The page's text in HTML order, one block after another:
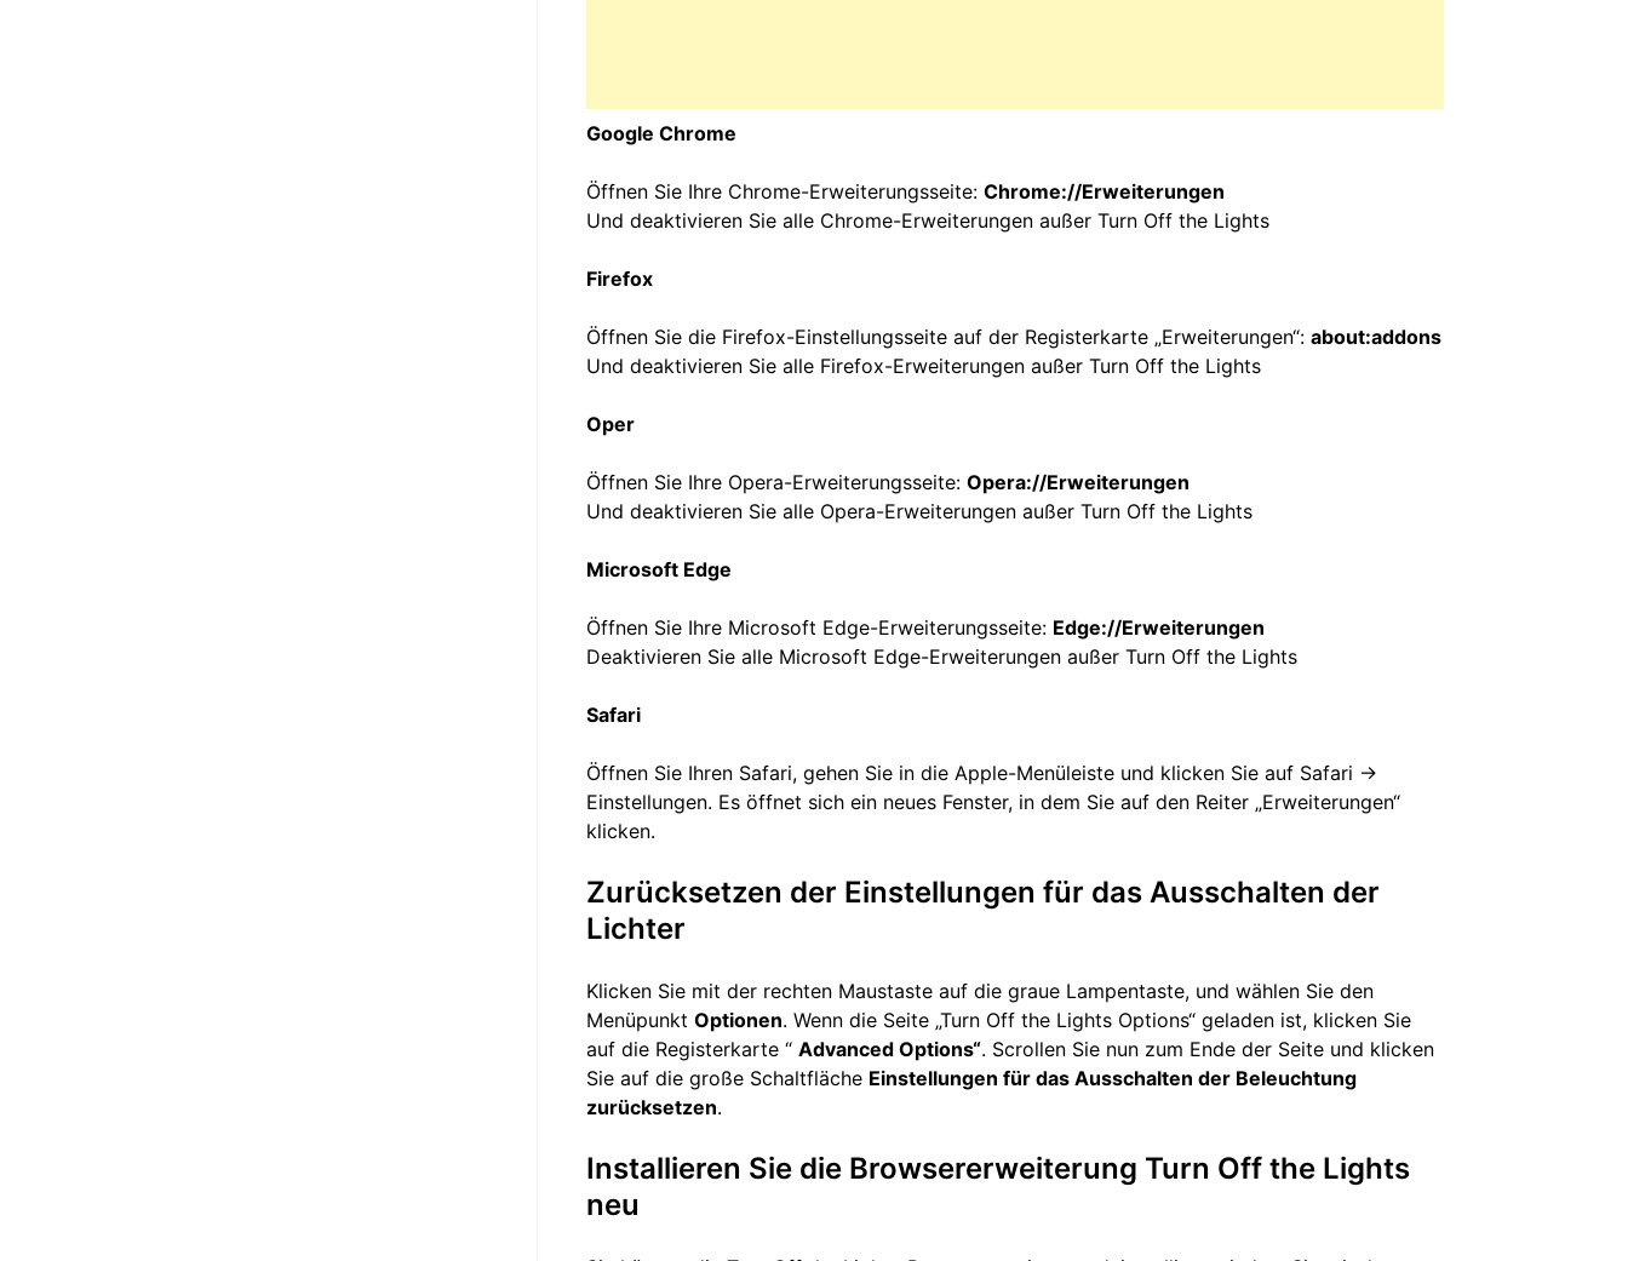
Google Chrome
Öffnen Sie Ihre Chrome-Erweiterungsseite:Chrome://Erweiterungen
Und deaktivieren Sie alle Chrome-Erweiterungen außer Turn Off the Lights
Firefox
Öffnen Sie die Firefox-Einstellungsseite auf der Registerkarte „Erweiterungen“:about:addons
Und deaktivieren Sie alle Firefox-Erweiterungen außer Turn Off the Lights
Oper
Öffnen Sie Ihre Opera-Erweiterungsseite:Opera://Erweiterungen
Und deaktivieren Sie alle Opera-Erweiterungen außer Turn Off the Lights
Microsoft Edge
Öffnen Sie Ihre Microsoft Edge-Erweiterungsseite: Edge://Erweiterungen
Deaktivieren Sie alle Microsoft Edge-Erweiterungen außer Turn Off the Lights
Safari
Öffnen Sie Ihren Safari, gehen Sie in die Apple-Menüleiste und klicken Sie auf Safari ->
Einstellungen. Es öffnet sich ein neues Fenster, in dem Sie auf den Reiter „Erweiterungen“
klicken.
Zurücksetzen der Einstellungen für das Ausschalten der
Lichter
Klicken Sie mit der rechten Maustaste auf die graue Lampentaste, und wählen Sie den
MenüpunktOptionen. Wenn die Seite „Turn Off the Lights Options“ geladen ist, klicken Sie
auf die Registerkarte “Advanced Options“. Scrollen Sie nun zum Ende der Seite und klicken
Sie auf die große Schaltfläche Einstellungen für das Ausschalten der Beleuchtung
zurücksetzen.
Installieren Sie die Browsererweiterung Turn Off the Lights
neu